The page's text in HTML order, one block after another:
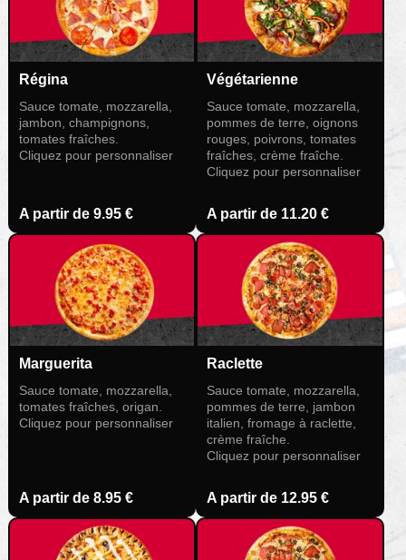
Régina
Sauce tomate, mozzarella,
jambon, champignons,
tomates fraîches.
Cliquez pour personnaliser
A partir de 9.95 €
Végétarienne
Sauce tomate, mozzarella,
pommes de terre, oignons
rouges, poivrons, tomates
fraîches, crème fraîche.
Cliquez pour personnaliser
A partir de 11.20 €
Marguerita
Sauce tomate, mozzarella,
tomates fraîches, origan.
Cliquez pour personnaliser
A partir de 8.95 €
Raclette
Sauce tomate, mozzarella,
pommes de terre, jambon
italien, fromage à raclette,
crème fraîche.
Cliquez pour personnaliser
A partir de 12.95 €